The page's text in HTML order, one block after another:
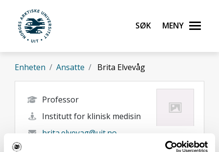
Gå til hovedinnhold
UiT Norges arktiske universitet
Søk Meny
Enheten Ansatte Brita Elvevåg
Professor
Institutt for klinisk medisin
brita.elvevag@uit.no